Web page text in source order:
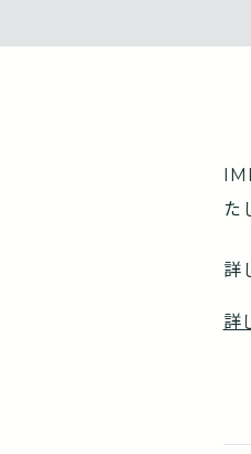
た
詳
詳